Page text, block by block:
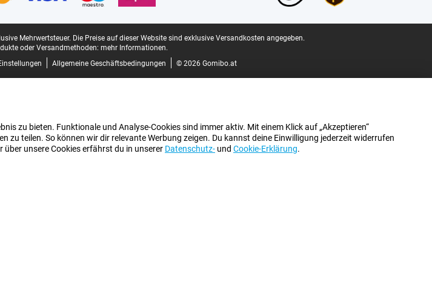
Mehrwertsteuer. Die Preise auf dieser Website sind exklusive Versandkosten angegeben.
oder Versandmethoden: mehr Informationen.
Allgemeine Geschäftsbedingungen © 2026 Gomibo.at
zu bieten. Funktionale und Analyse-Cookies sind immer aktiv. Mit einem Klick auf „Akzeptieren“
teilen. So können wir dir relevante Werbung zeigen. Du kannst deine Einwilligung jederzeit widerrufen
über unsere Cookies erfährst du in unserer Datenschutz- und Cookie-Erklärung.